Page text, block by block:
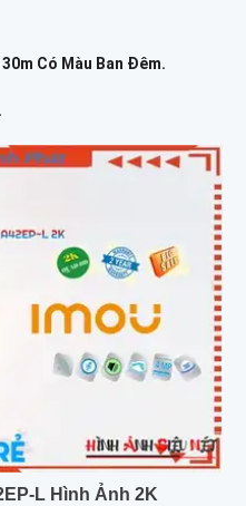
Có Màu Ban Ðêm.
L Hình Ảnh 2K